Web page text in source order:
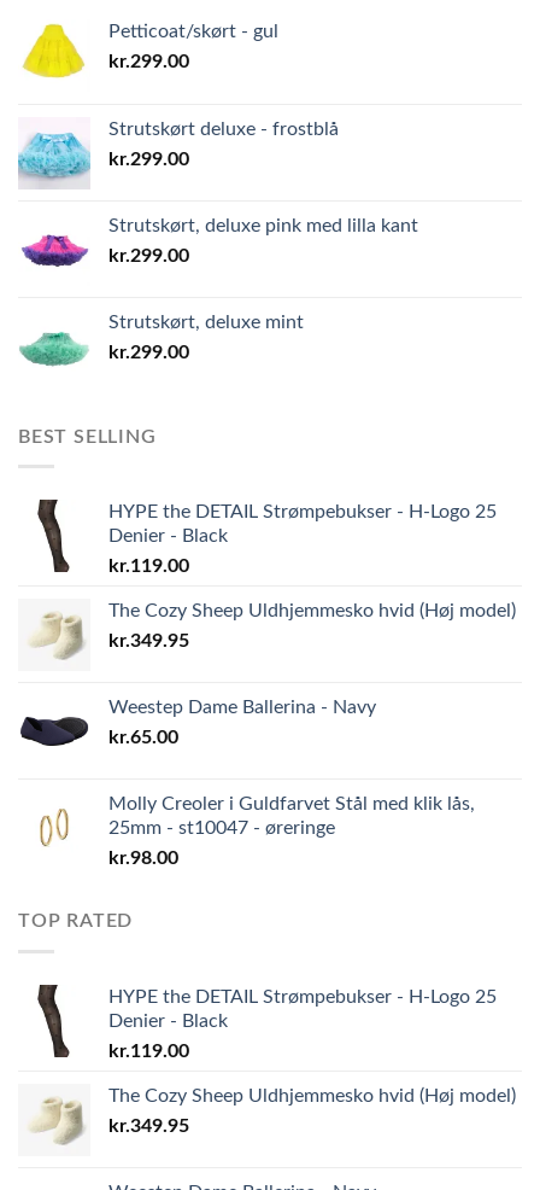
Petticoat/skørt - gul
kr.299.00
Strutskørt deluxe - frostblå
kr.299.00
Strutskørt, deluxe pink med lilla kant
kr.299.00
Strutskørt, deluxe mint
kr.299.00
BEST SELLING
HYPE the DETAIL Strømpebukser - H-Logo 25
Denier - Black
kr.119.00
The Cozy Sheep Uldhjemmesko hvid (Høj model)
kr.349.95
Weestep Dame Ballerina - Navy
kr.65.00
Molly Creoler i Guldfarvet Stål med klik lås,
25mm - st10047 - øreringe
kr.98.00
TOP RATED
HYPE the DETAIL Strømpebukser - H-Logo 25
Denier - Black
kr.119.00
The Cozy Sheep Uldhjemmesko hvid (Høj model)
kr.349.95